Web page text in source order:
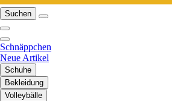
Suchen
Schnäppchen
Neue Artikel
Schuhe
Bekleidung
Volleybälle